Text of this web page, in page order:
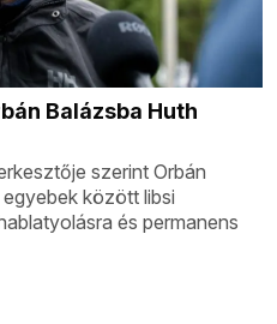
Balázsba Huth
szerint Orbán
között libsi
és permanens